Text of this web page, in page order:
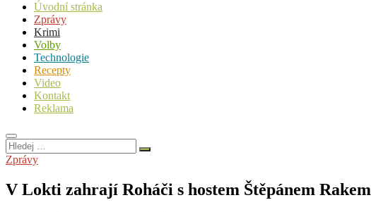
Úvodní stránka
Zprávy
Krimi
Volby
Technologie
Recepty
Video
Kontakt
Reklama
Hledej
…
Zprávy
V Lokti zahrají Roháči s hostem Štěpánem Rakem